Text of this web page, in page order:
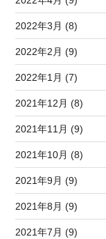
2022年3月 (8)
2022年2月 (9)
2022年1月 (7)
2021年12月 (8)
2021年11月 (9)
2021年10月 (8)
2021年9月 (9)
2021年8月 (9)
2021年7月 (9)